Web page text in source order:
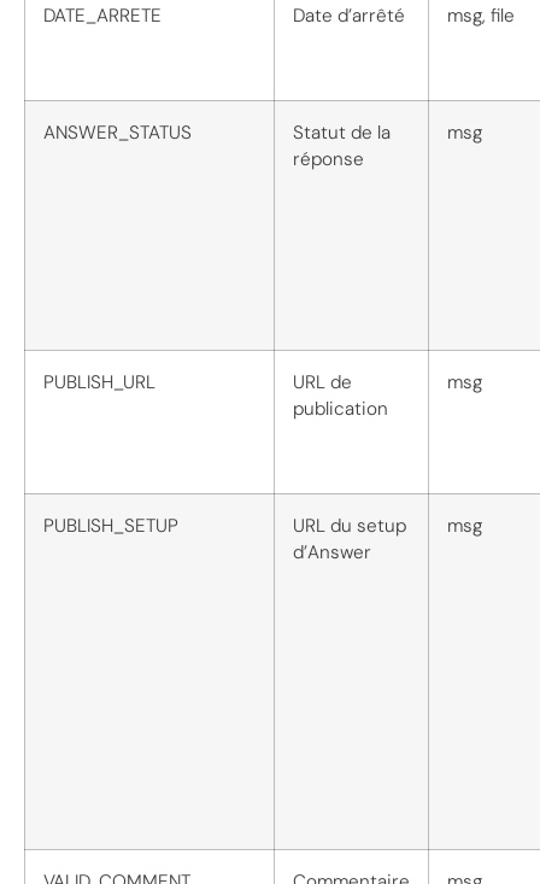
DATE_ARRETE Date d’arrêté msg, file
ANSWER_STATUS
Statut de la
réponse
msg
PUBLISH_URL
URL de
publication
msg
PUBLISH_SETUP
URL du setup
d’Answer
msg